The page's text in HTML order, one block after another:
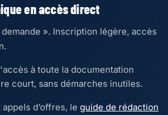
en accès direct
». Inscription légère, accès
à toute la documentation
court, sans démarches inutiles.
d’offres, le guide de rédaction